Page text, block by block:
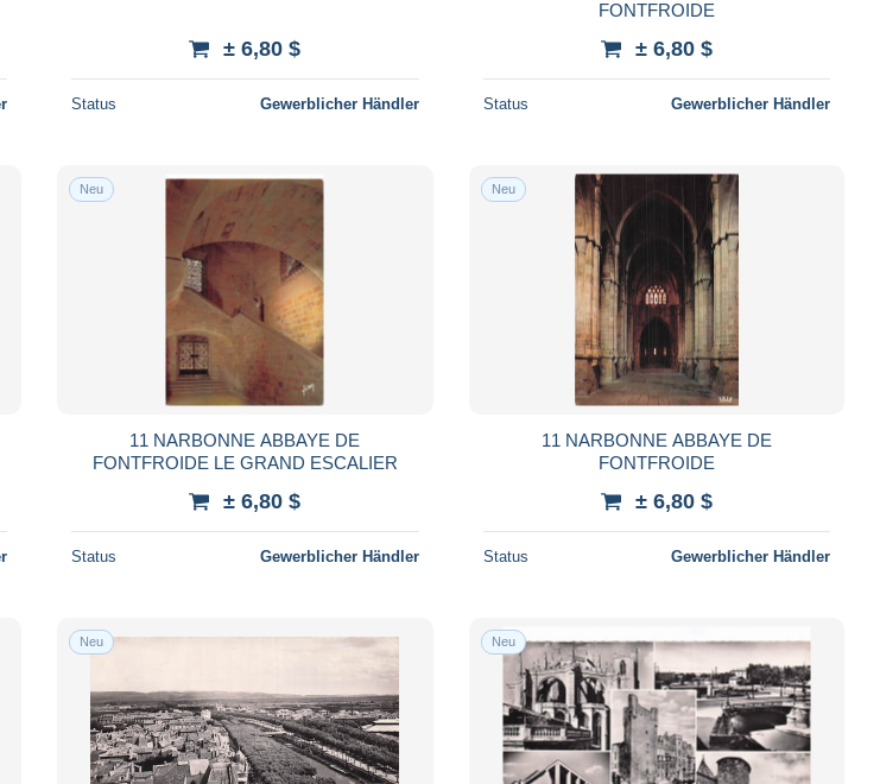
± 6,80 $
Status Gewerblicher Händler
FONTFROIDE
± 6,80 $
Status Gewerblicher Händler
Neu
11 NARBONNE ABBAYE DE
FONTFROIDE LE GRAND ESCALIER
± 6,80 $
Status Gewerblicher Händler
Neu
11 NARBONNE ABBAYE DE
FONTFROIDE
± 6,80 $
Status Gewerblicher Händler
Neu Neu